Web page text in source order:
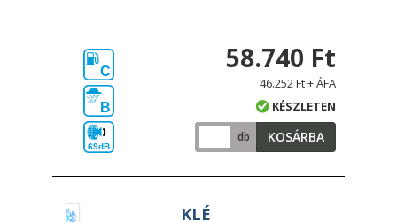
C
B
69dB
58.740 Ft
46.252 Ft + ÁFA
KÉSZLETEN
db KOSÁRBA
KLÉ